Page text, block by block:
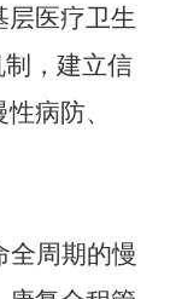
层医疗卫生
制，建立信
病防、
全周期的慢